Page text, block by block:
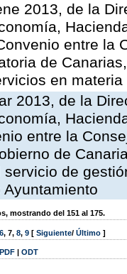
2013, de la
entre la
de
en materia
2013, de la
entre la
de
servicio de
mostrando del 151 al 175.
6, 7, 8, 9 [ Siguiente/ Último ]
PDF | ODT